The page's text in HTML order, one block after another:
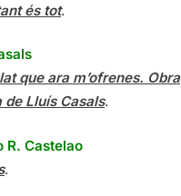
és tot.
que ara m’ofrenes. Obra
de Lluís Casals.
R. Castelao
.